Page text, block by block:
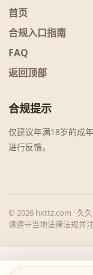
首页
合规入口指南
FAQ
返回顶部
合规提示
仅建议年满18岁的成
进行反馈。
© 2026 hxttz.com · 久
请遵守当地法律法规并